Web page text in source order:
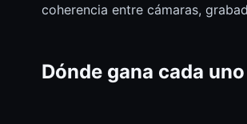
coherencia entre cámaras,
Dónde gana cada